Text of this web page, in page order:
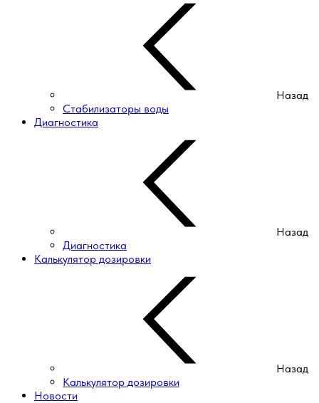
Назад
Стабилизаторы воды
Диагностика
Назад
Диагностика
Калькулятор дозировки
Назад
Калькулятор дозировки
Новости